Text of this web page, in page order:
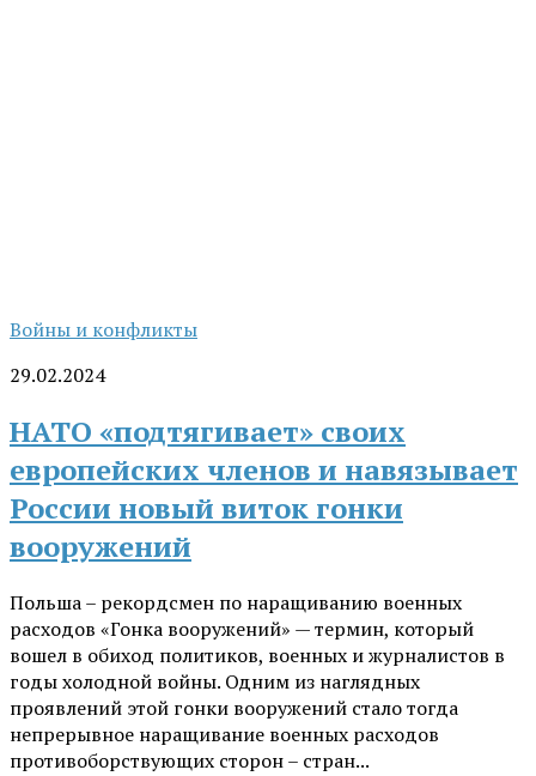
Войны и конфликты
29.02.2024
НАТО «подтягивает» своих
европейских членов и навязывает
России новый виток гонки
вооружений
Польша – рекордсмен по наращиванию военных
расходов «Гонка вооружений» — термин, который
вошел в обиход политиков, военных и журналистов в
годы холодной войны. Одним из наглядных
проявлений этой гонки вооружений стало тогда
непрерывное наращивание военных расходов
противоборствующих сторон – стран...